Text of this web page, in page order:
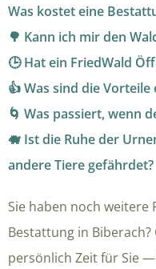
Was kostet eine
🌳 Kann ich mir den
🕒 Hat ein FriedWald
👍 Was sind die
🌀 Was passiert, wenn
🐗 Ist die Ruhe der
andere Tiere gefährdet?
Sie haben noch weitere
Bestattung in
persönlich Zeit für Sie